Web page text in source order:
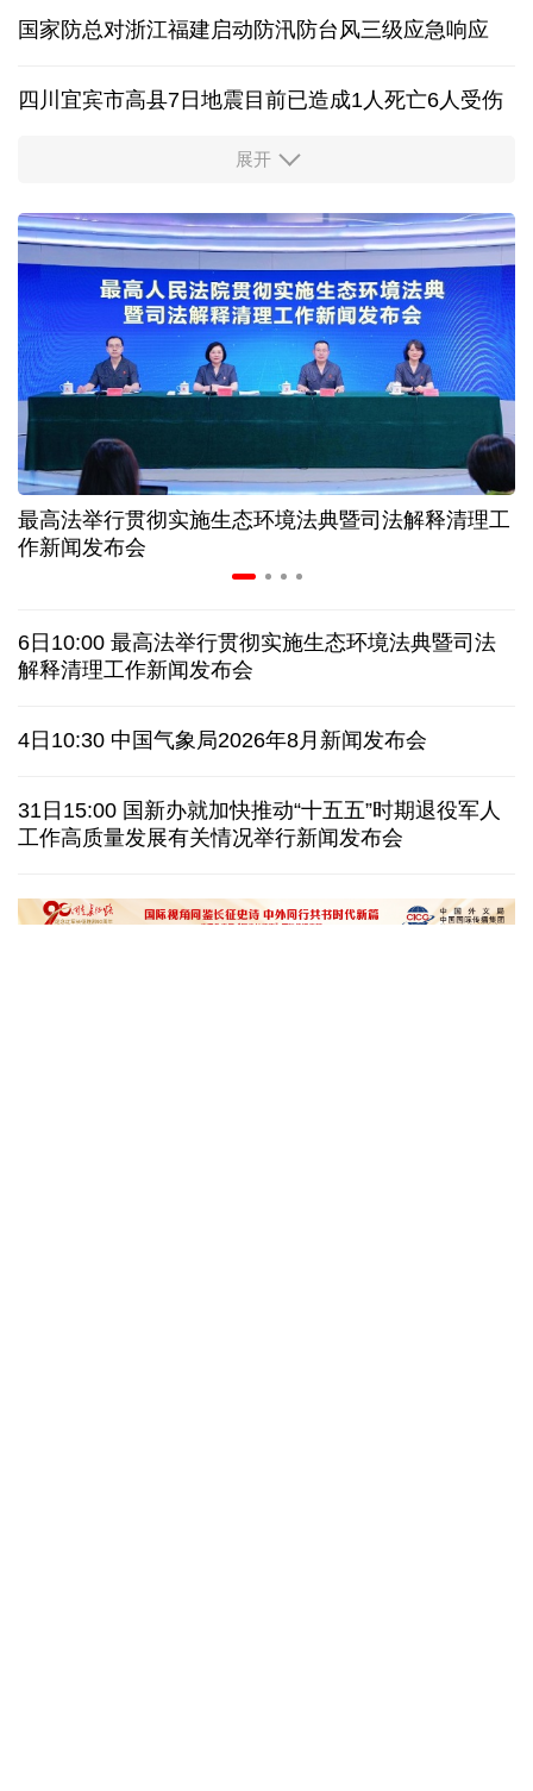
国家防总对浙江福建启动防汛防台风三级应急响应
四川宜宾市高县7日地震目前已造成1人死亡6人受伤
四个关键词解读中国经济韧性
球票撬动全城消费 赛事经济如何将"流量"变"增量"
第五届数贸会将首设Token专区 探索算力贸易新路径
北京：非京籍家庭购房社保个税缴纳年限下调为一年
近346亿元 广东电网交出上半年投资建设亮眼答卷
31省份上半年外贸成绩单出炉 见证产业提质跃迁
俄黑客称获取北约直接参与袭击俄领土的书面证据
美国上诉法院维持对白宫宴会厅改造项目的暂停令
西班牙要求意大利取消针对性旅客边检 意:不会撤销
展开
最高法举行贯彻实施生态环境法典暨司法解释清理工
作新闻发布会
6日10:00 最高法举行贯彻实施生态环境法典暨司法
解释清理工作新闻发布会
4日10:30 中国气象局2026年8月新闻发布会
31日15:00 国新办就加快推动“十五五”时期退役军人
工作高质量发展有关情况举行新闻发布会